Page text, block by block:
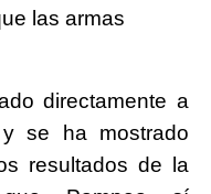
las armas
directamente a
se ha mostrado
resultados de la